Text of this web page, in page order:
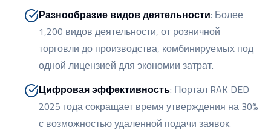
Разнообразие видов деятельности: Более
1,200 видов деятельности, от розничной
торговли до производства, комбинируемых под
одной лицензией для экономии затрат.
Цифровая эффективность: Портал RAK DED
2025 года сокращает время утверждения на 30%
с возможностью удаленной подачи заявок.